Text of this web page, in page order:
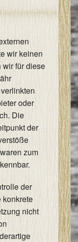
wir keinen
wir für diese
oder
Die
der
zum
der
konkrete
nicht